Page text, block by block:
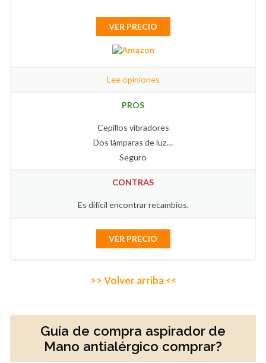
VER PRECIO
Lee opiniones
PROS
Cepillos vibradores
Dos lámparas de luz…
Seguro
CONTRAS
Es difícil encontrar recambios.
VER PRECIO
>> Volver arriba <<
Guía de compra aspirador de
Mano antialérgico comprar?